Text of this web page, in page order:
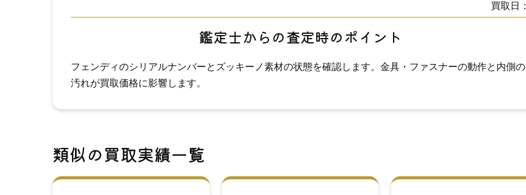
買取日：
鑑定士からの査定時のポイント
フェンディのシリアルナンバーとズッキーノ素材の状態を確認します。金具・ファスナーの動作と内側の
汚れが買取価格に影響します。
類似の買取実績一覧